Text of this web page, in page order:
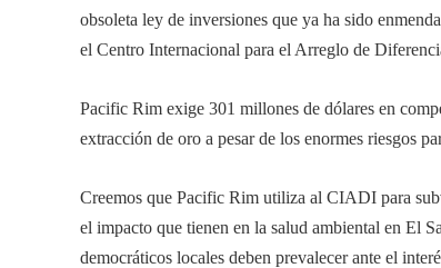
obsoleta ley de inversiones que ya ha sido
el Centro Internacional para el Arreglo de
Pacific Rim exige 301 millones de dólares en
extracción de oro a pesar de los enormes riesgos
Creemos que Pacific Rim utiliza al CIADI para
el impacto que tienen en la salud ambiental en El
democráticos locales deben prevalecer ante el